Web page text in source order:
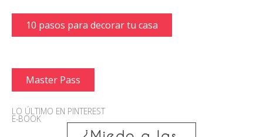
10 pasos para decorar tu casa
Master Pass
LO ÚLTIMO EN PINTEREST
E-BOOK